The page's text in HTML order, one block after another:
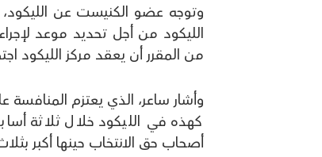
وتوجه عضو الكنيست عن
الليكود من أجل تحديد موعد
من المقرر أن يعقد مركز الليكود
كهذه في الليكود خلال ثلاثة
أصحاب حق الانتخاب حينها أكبر